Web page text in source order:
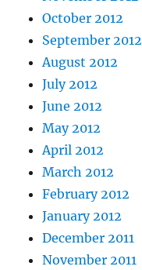
October 2012
September 2012
August 2012
July 2012
June 2012
May 2012
April 2012
March 2012
February 2012
January 2012
December 2011
November 2011